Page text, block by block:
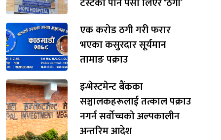
एक करोड ठगी गरी फरार
भएका कसुरदार सूर्यमान
तामाङ पक्राउ
इन्भेस्टमेन्ट बैंकका
सञ्चालकहरूलाई तत्काल पक्राउ
नगर्न सर्वोच्चको अल्पकालीन
अन्तरिम आदेश